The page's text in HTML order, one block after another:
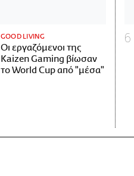
GOOD LIVING
Οι εργαζόμενοι της
Kaizen Gaming βίωσαν
το World Cup από "μέσα"